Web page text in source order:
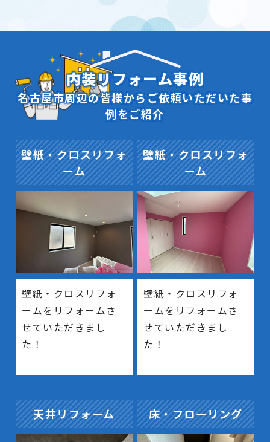
内装リフォーム事例
名古屋市周辺の皆様からご依頼いただいた事
例をご紹介
壁紙・クロスリフォ
ーム
壁紙・クロスリフォ
ームをリフォームさ
せていただきまし
た！
壁紙・クロスリフォ
ーム
壁紙・クロスリフォ
ームをリフォームさ
せていただきまし
た！
天井リフォーム 床・フローリング